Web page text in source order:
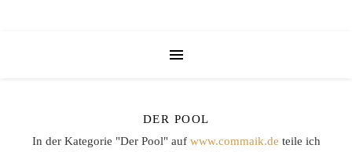
DER POOL
In der Kategorie "Der Pool" auf www.commaik.de teile ich